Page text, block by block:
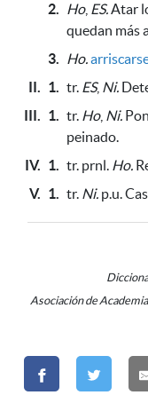
2. Ho, ES.Atar
quedan más
3. Ho.
II. 1. tr. ES, Ni.
III. 1. tr. Ho, Ni.
peinado.
IV. 1. tr. prnl. Ho.
V. 1. tr. Ni. p.u.
Asociación de